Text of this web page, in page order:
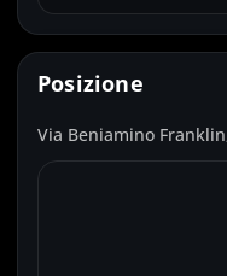
Posizione
Via Beniamino